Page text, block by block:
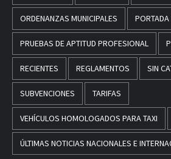
ORDENANZAS MUNICIPALES PORTADA
PRUEBAS DE APTITUD PROFESIONAL
RECIENTES REGLAMENTOS SIN
SUBVENCIONES TARIFAS
VEHÍCULOS HOMOLOGADOS PARA TAXI
ÚLTIMAS NOTICIAS NACIONALES E